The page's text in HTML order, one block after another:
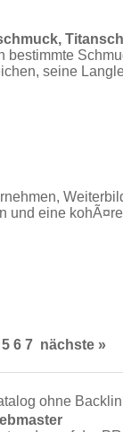
bestimmte
seine
und eine
5 6 7 nächste »
ohne